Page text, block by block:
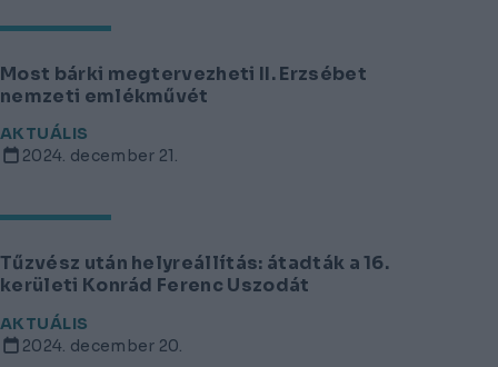
Most bárki megtervezheti II. Erzsébet
nemzeti emlékművét
AKTUÁLIS
2024. december 21.
Tűzvész után helyreállítás: átadták a 16.
kerületi Konrád Ferenc Uszodát
AKTUÁLIS
2024. december 20.